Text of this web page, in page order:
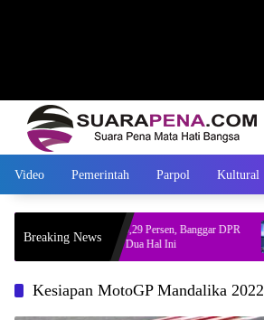
Video Pemerintah Parpol Kultural
Breaking News
Ekonomi Tumbuh 5,29 Persen, Banggar DPR
Pemerintah Soal Dua Hal Ini
Kesiapan MotoGP Mandalika 2022